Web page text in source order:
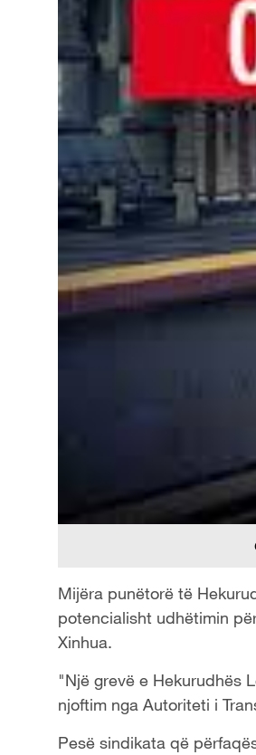
Mijëra punëtorë të
potencialisht udhëtimin
Xinhua.
"Një grevë e Hekurudhës
njoftim nga Autoriteti i
Pesë sindikata që